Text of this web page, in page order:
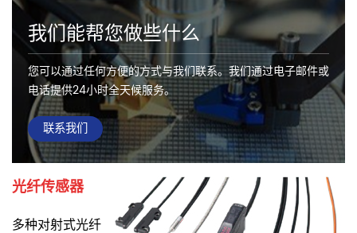
我们能帮您做些什么
您可以通过任何方便的方式与我们联系。我们通过电子邮件或
电话提供24小时全天候服务。
联系我们
光纤传感器
多种对射式光纤